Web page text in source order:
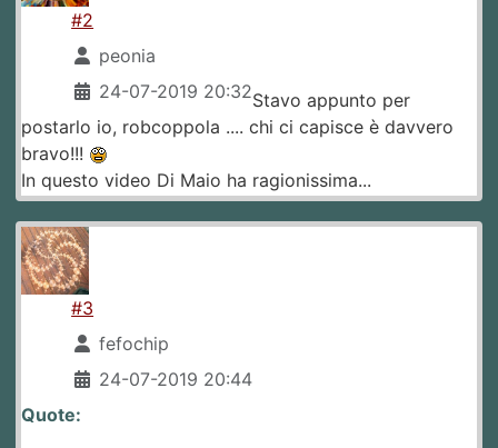
#2
peonia
24-07-2019 20:32Stavo appunto per
postarlo io, robcoppola .... chi ci capisce è davvero
bravo!!!
In questo video Di Maio ha ragionissima...
#3
fefochip
24-07-2019 20:44
Quote: